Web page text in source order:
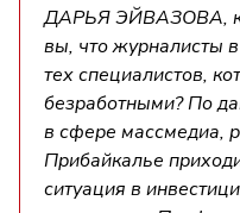
ДАРЬЯ ЭЙВАЗОВА,
вы, что журналисты
тех специалистов,
безработными? По
в сфере массмедиа,
Прибайкалье
ситуация в